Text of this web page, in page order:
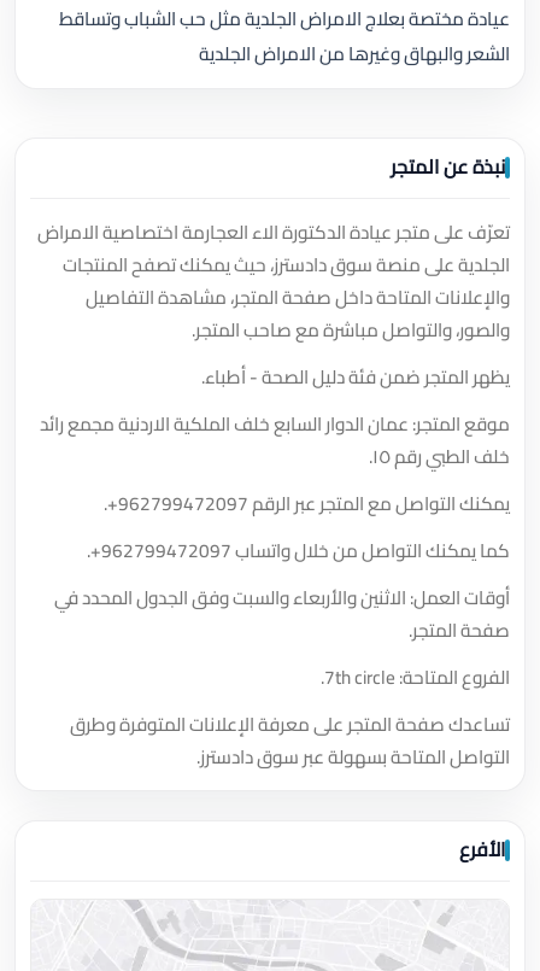
عيادة مختصة بعلاج الامراض الجلدية مثل حب الشباب وتساقط
الشعر والبهاق وغيرها من الامراض الجلدية
نبذة عن المتجر
تعرّف على متجر عيادة الدكتورة الاء العجارمة اختصاصية الامراض
الجلدية على منصة سوق دادسترز، حيث يمكنك تصفح المنتجات
والإعلانات المتاحة داخل صفحة المتجر، مشاهدة التفاصيل
والصور، والتواصل مباشرة مع صاحب المتجر.
يظهر المتجر ضمن فئة دليل الصحة - أطباء.
موقع المتجر: عمان الدوار السابع خلف الملكية الاردنية مجمع رائد
خلف الطبي رقم ١٥.
يمكنك التواصل مع المتجر عبر الرقم+962799472097
.
كما يمكنك التواصل من خلال واتساب+962799472097
.
أوقات العمل: الاثنين والأربعاء والسبت وفق الجدول المحدد في
صفحة المتجر.
الفروع المتاحة: 7th circle.
تساعدك صفحة المتجر على معرفة الإعلانات المتوفرة وطرق
التواصل المتاحة بسهولة عبر سوق دادسترز.
الأفرع